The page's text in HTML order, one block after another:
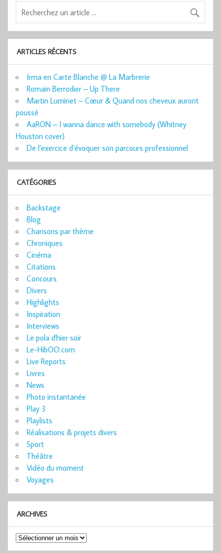
ARTICLES RÉCENTS
Irma en Carte Blanche @ La Marbrerie
Romain Berrodier – Up There
Martin Luminet – Cœur & Quand nos cheveux auront
poussé
AaRON – I wanna dance with somebody (Whitney
Houston cover)
De l’exercice d’évoquer son parcours professionnel
CATÉGORIES
Backstage
Blog
Chansons par thème
Chroniques
Cinéma
Citations
Concours
Divers
Highlights
Inspiration
Interviews
Le pola d'hier soir
Le-HibOO.com
Live Reports
Livres
News
Photo instantanée
Play 3
Playlists
Réalisations & projets divers
Sport
Théâtre
Vidéo du moment
Voyages
ARCHIVES
Archives